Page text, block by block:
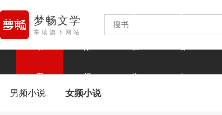
梦畅文学
掌读旗下网站
库 行
版
信
作
中
男频小说 女频小说